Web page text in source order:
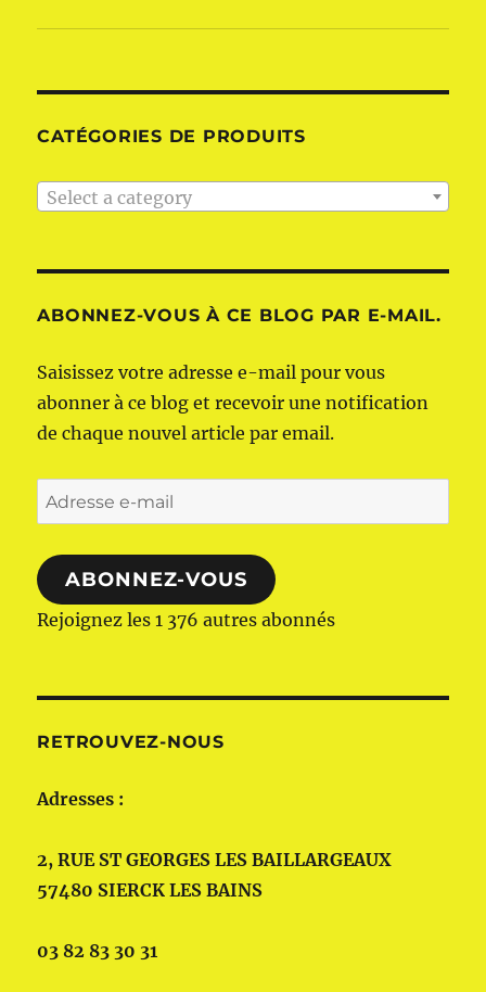
CATÉGORIES DE PRODUITS
Select a category
ABONNEZ-VOUS À CE BLOG PAR E-MAIL.
Saisissez votre adresse e-mail pour vous
abonner à ce blog et recevoir une notification
de chaque nouvel article par email.
Adresse
e-
mail
ABONNEZ-VOUS
Rejoignez les 1 376 autres abonnés
RETROUVEZ-NOUS
Adresses :
2, RUE ST GEORGES LES BAILLARGEAUX
57480 SIERCK LES BAINS
03 82 83 30 31